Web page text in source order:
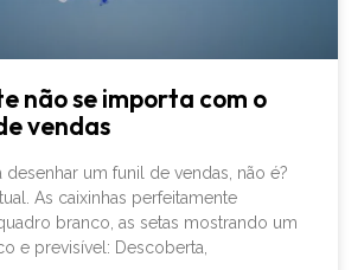
não se importa com o
vendas
desenhar um funil de vendas, não é?
As caixinhas perfeitamente
branco, as setas mostrando um
e previsível: Descoberta,